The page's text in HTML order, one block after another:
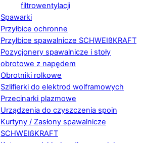
filtrowentylacji
Spawarki
Przyłbice ochronne
Przyłbice spawalnicze SCHWEIßKRAFT
Pozycjonery spawalnicze i stoły
obrotowe z napędem
Obrotniki rolkowe
Szlifierki do elektrod wolframowych
Przecinarki plazmowe
Urządzenia do czyszczenia spoin
Kurtyny / Zasłony spawalnicze
SCHWEIßKRAFT